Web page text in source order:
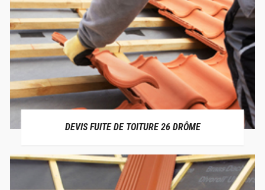
DEVIS FUITE DE TOITURE 26 DRÔME